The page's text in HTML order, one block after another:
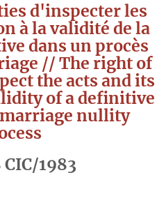
d'inspecter les
à la validité de la
dans un procès
// The right of
the acts and its
of a definitive
nullity
CIC/1983